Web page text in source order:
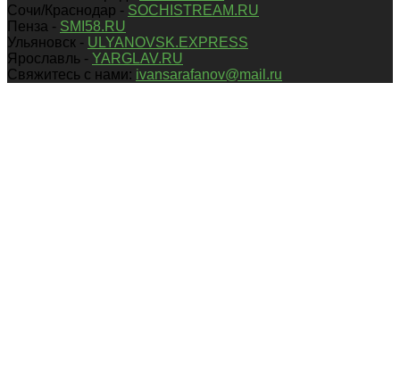
Сочи/Краснодар - SOCHISTREAM.RU
Пенза - SMI58.RU
Ульяновск - ULYANOVSK.EXPRESS
Ярославль - YARGLAV.RU
Свяжитесь с нами: ivansarafanov@mail.ru